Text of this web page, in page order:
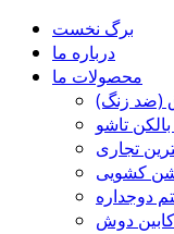
برگ نخست
درباره ما
محصولات ما
(ضد زنگ)
تاشو
تجاری
کشویی
دوجداره
کابین دوش